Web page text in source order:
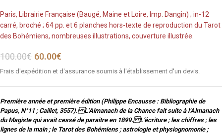
Paris, Librairie Française (Baugé, Maine et Loire, Imp. Dangin) ; in-12
carré, broché ; 64 pp. et 6 planches hors-texte de reproduction du Tarot
des Bohémiens, nombreuses illustrations, couverture illustrée.
100.00€ 60.00€
Frais d'expédition et d'assurance soumis à l'établissement d'un devis.
Première année et première édition (Philippe Encausse : Bibliographie de
Papus, N°11 ; Caillet, 3557). L’Almanach de la Chance fait suite à l’Almanach
du Magiste qui avait cessé de paraitre en 1899. L’écriture ; les chiffres ; les
lignes de la main ; le Tarot des Bohémiens ; astrologie et physiognomonie ;